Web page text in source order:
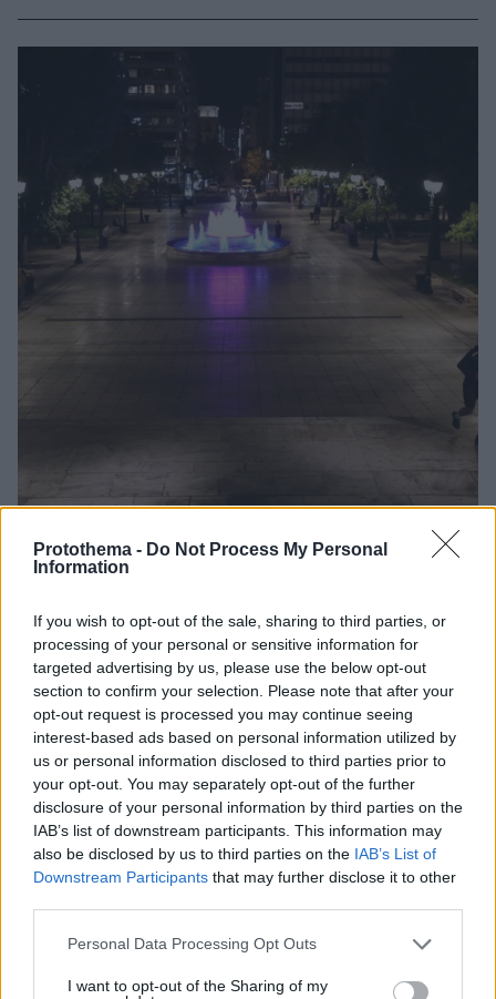
Protothema - Do Not Process My Personal
Information
If you wish to opt-out of the sale, sharing to third parties, or
processing of your personal or sensitive information for
targeted advertising by us, please use the below opt-out
section to confirm your selection. Please note that after your
opt-out request is processed you may continue seeing
interest-based ads based on personal information utilized by
us or personal information disclosed to third parties prior to
your opt-out. You may separately opt-out of the further
disclosure of your personal information by third parties on the
IAB’s list of downstream participants. This information may
also be disclosed by us to third parties on the IAB’s List of
Downstream Participants that may further disclose it to other
Please note that this website/app uses one or more Google
not limited to your visit or usage behaviour. You may click to
Personal Data Processing Opt Outs
I want to opt-out of the Sharing of my
Δήμος Αθηναίων: Μειώνονται τα δημοτικά τέλη
καθαριότητας και φωτισμού για το 2023
«Κούρεμα» 5% από τον Δήμο Αθηναίων μετά από
παρέμβαση της ΠΟΜΙΔΑ -Το όφελος για τους
λογαριασμούς ηλεκτρικού ρεύματος